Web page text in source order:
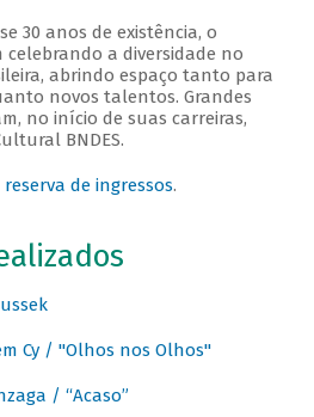
30 anos de existência, o
celebrando a diversidade no
abrindo espaço tanto para
novos talentos. Grandes
no início de suas carreiras,
BNDES.
reserva de ingressos.
Cy / "Olhos nos Olhos"
/ “Acaso”